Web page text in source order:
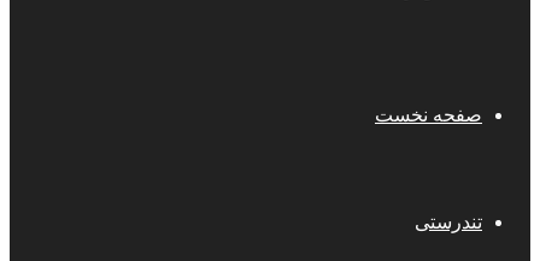
صفحه نخست
تندرستی